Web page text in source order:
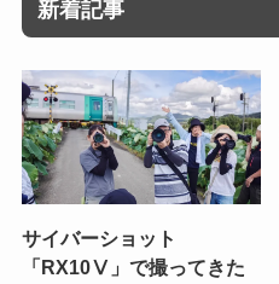
新着記事
サイバーショット
「RX10Ⅴ」で撮ってきた